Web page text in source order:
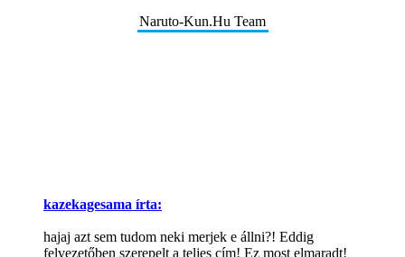
Naruto-Kun.Hu Team
kazekagesama írta:
hajaj azt sem tudom neki merjek e állni?! Eddig
felvezetőben szerepelt a teljes cím! Ez most elmaradt!